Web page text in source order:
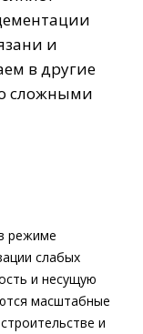
и
в другие
сложными
режиме
слабых
и несущую
масштабные
и